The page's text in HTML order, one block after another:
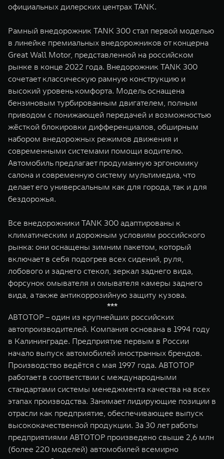
официальных дилерских центрах TANK.
Рамный внедорожник TANK 300 стал первой моделью
в линейке премиальных внедорожников от концерна
Great Wall Motor, представленной на российском
рынке в конце 2022 года. Внедорожник TANK 300
сочетает классическую рамную конструкцию и
высокий уровень комфорта. Модель оснащена
бензиновым турбированным двигателем, полным
приводом с понижающей передачей и возможностью
жёсткой блокировки дифференциалов, обширным
набором внедорожных режимов движения и
современными системами помощи водителю.
Автомобиль предлагает продуманную эргономику
салона и современную систему мультимедиа, что
делает его универсальным как для города, так и для
бездорожья.
Все внедорожники TANK 300 адаптированы к
климатическим и дорожным условиям российского
рынка: они оснащены зимним пакетом, который
включает в себя подогрев всех сидений, руля,
лобового и заднего стекол, зеркал заднего вида,
форсунок омывателя и омывателя камеры заднего
вида, а также антикоррозийную защиту кузова.
***
АВТОТОР – один из крупнейших российских
автопроизводителей. Компания основана в 1994 году
в Калининграде. Предприятие первым в России
начало выпуск автомобилей иностранных брендов.
Производство ведётся с мая 1997 года. АВТОТОР
работает в соответствии с международными
стандартами системы менеджмента качества на всех
этапах производства. Занимает лидирующие позиции в
отрасли как предприятие, обеспечивающее выпуск
высококачественной продукции. За 30 лет работы
предприятиями АВТОТОР произведено свыше 2,6 млн
(более 220 моделей) автомобилей всемирно